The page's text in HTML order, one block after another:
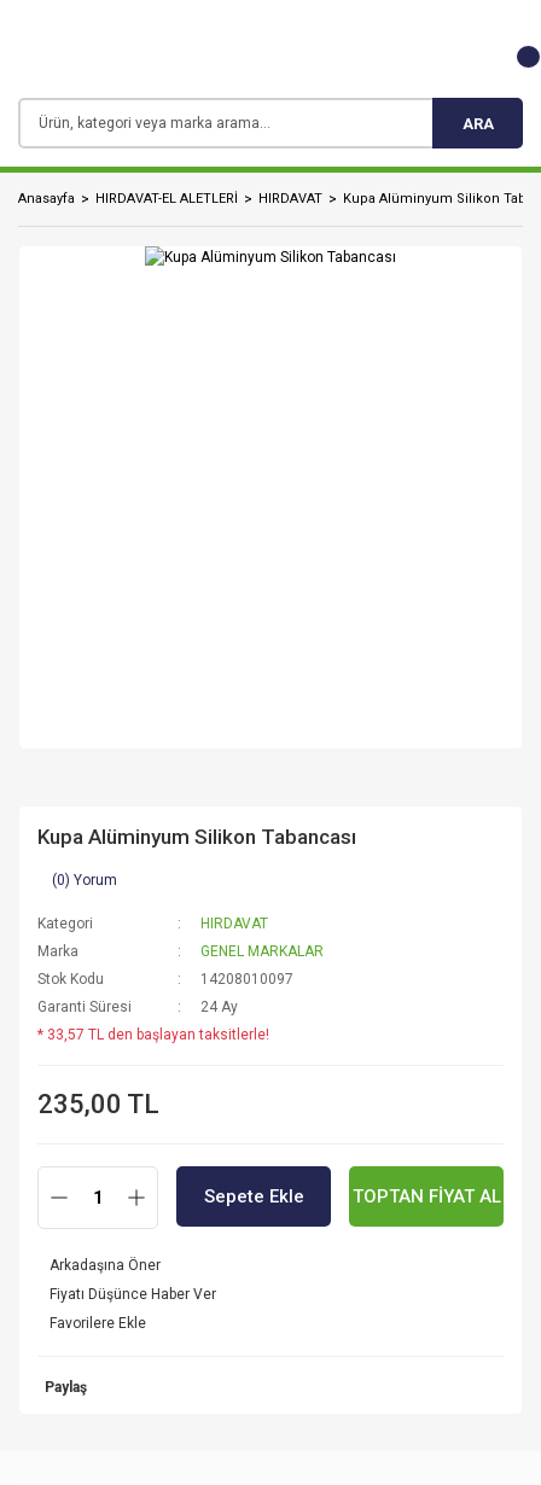
ARA
Anasayfa HIRDAVAT-EL ALETLERİ HIRDAVAT Kupa Alüminyum Silikon
Kupa Alüminyum Silikon Tabancası
(0) Yorum
Kategori
HIRDAVAT
Marka
GENEL MARKALAR
Stok Kodu
14208010097
Garanti Süresi
24 Ay
* 33,57 TL den başlayan taksitlerle!
235,00 TL
Sepete Ekle TOPTAN FİYAT AL
Arkadaşına Öner
Fiyatı Düşünce Haber Ver
Paylaş